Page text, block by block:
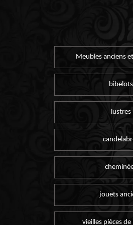
Meubles anciens
bibelots
lustres
jouets
vieilles pièces